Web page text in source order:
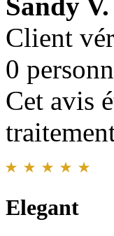
Client
0
Cet avis
Elegant